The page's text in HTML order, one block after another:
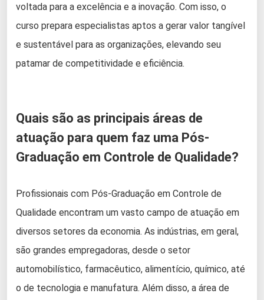
voltada para a excelência e a inovação. Com isso, o
curso prepara especialistas aptos a gerar valor tangível
e sustentável para as organizações, elevando seu
patamar de competitividade e eficiência.
Quais são as principais áreas de
atuação para quem faz uma Pós-
Graduação em Controle de Qualidade?
Profissionais com Pós-Graduação em Controle de
Qualidade encontram um vasto campo de atuação em
diversos setores da economia. As indústrias, em geral,
são grandes empregadoras, desde o setor
automobilístico, farmacêutico, alimentício, químico, até
o de tecnologia e manufatura. Além disso, a área de